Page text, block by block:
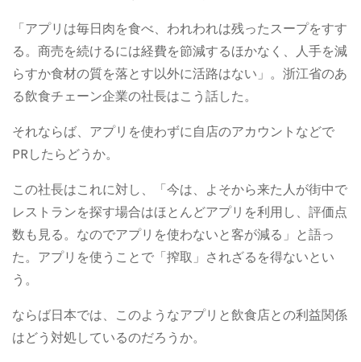
「アプリは毎日肉を食べ、われわれは残ったスープをすす
る。商売を続けるには経費を節減するほかなく、人手を減
らすか食材の質を落とす以外に活路はない」。浙江省のあ
る飲食チェーン企業の社長はこう話した。
それならば、アプリを使わずに自店のアカウントなどで
PRしたらどうか。
この社長はこれに対し、「今は、よそから来た人が街中で
レストランを探す場合はほとんどアプリを利用し、評価点
数も見る。なのでアプリを使わないと客が減る」と語っ
た。アプリを使うことで「搾取」されざるを得ないとい
う。
ならば日本では、このようなアプリと飲食店との利益関係
はどう対処しているのだろうか。